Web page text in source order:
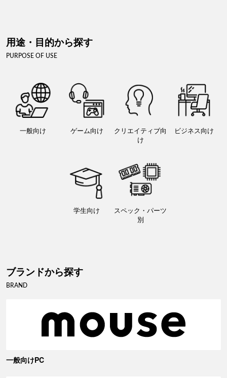
用途・目的から探す
PURPOSE OF USE
一般向け ゲーム向け
クリエイティブ向
け
ビジネス向け
学生向け
スペック・パーツ
別
ブランドから探す
BRAND
一般向けPC